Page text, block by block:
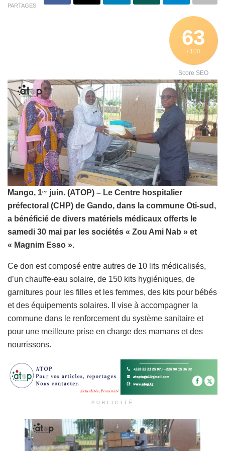
PARTAGES
63
/ 100
Score SEO
Mango, 1er juin. (ATOP) – Le Centre hospitalier
préfectoral (CHP) de Gando, dans la commune Oti-sud,
a bénéficié de divers matériels médicaux offerts le
samedi 30 mai par les sociétés « Zou Ami Nab » et
« Magnim Esso ».
Ce don est composé entre autres de 10 lits médicalisés,
d’un chauffe-eau solaire, de 150 kits hygiéniques, de
garnitures pour les filles et les femmes, des kits pour bébés
et des équipements solaires. Il vise à accompagner la
commune dans le renforcement du système sanitaire et
pour une meilleure prise en charge des mamans et des
nourrissons.
PUBLICITÉ